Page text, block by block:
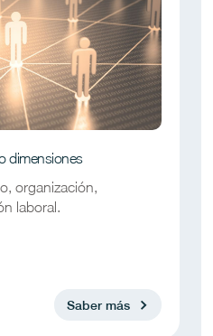
dimensiones
organización,
laboral.
Saber más